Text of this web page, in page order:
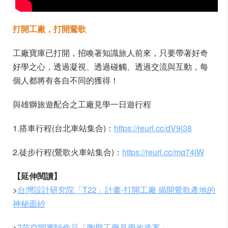
打開工廠，打開鶯歌
工廠寶庫已打開，招喚著知識旅人前來，只要帶著好奇
好學之心，透過凝視、透過碰觸、透過交流與互動，每
個人都將有各自不同的獲得！
與雄獅旅遊配合之工廠見學一日遊行程
1.搭車行程(台北車站集合)： https://reurl.cc/dV9l38
2.徒步行程(鶯歌火車站集合)： https://reurl.cc/mq74jW
【延伸閱讀】
>台灣設計研究院「T22」計畫-打開工廠 揭開鶯歌產地的
神秘面紗